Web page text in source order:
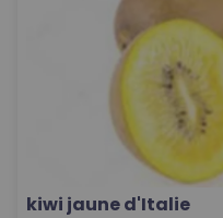
kiwi jaune d'Italie